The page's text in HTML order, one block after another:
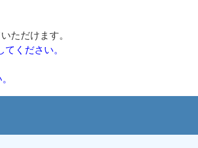
ただけます。
ください。